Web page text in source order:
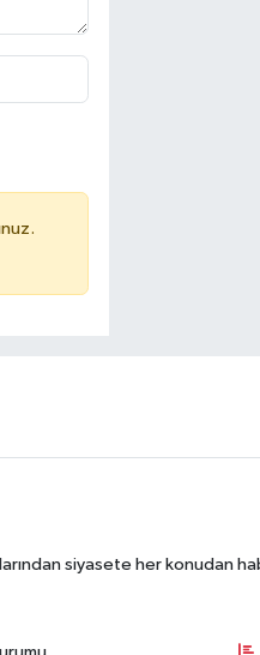
siyasete her konudan